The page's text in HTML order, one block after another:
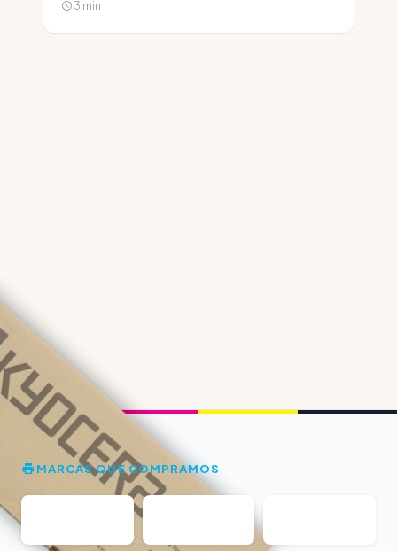
3 min
MARCAS QUE COMPRAMOS